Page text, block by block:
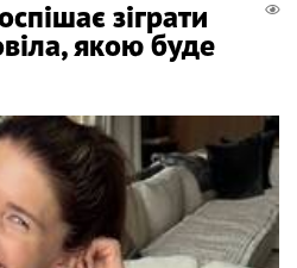
зіграти
якою буде